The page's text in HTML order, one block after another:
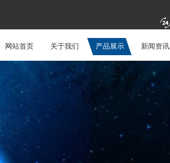
网站首页 关于我们 产品展示 新闻资讯